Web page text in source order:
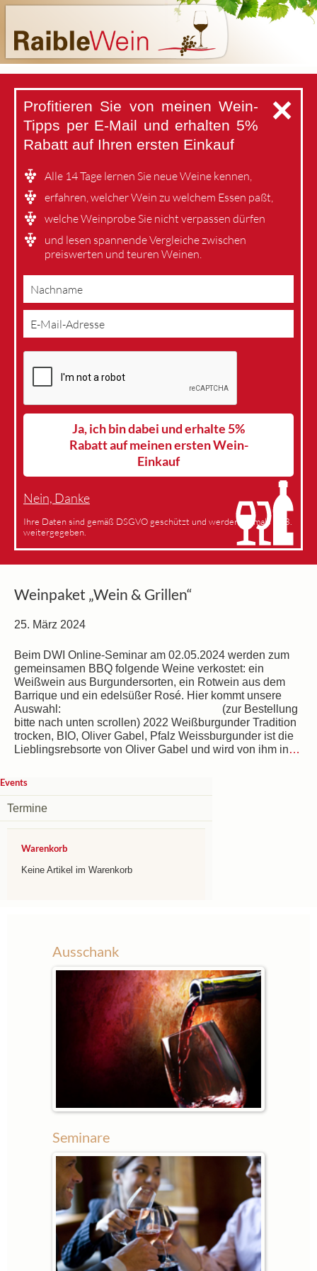
✕
Profitieren Sie von meinen Wein-
Tipps per E-Mail und erhalten 5%
Rabatt auf Ihren ersten Einkauf
Alle 14 Tage lernen Sie neue Weine kennen,
erfahren, welcher Wein zu welchem Essen paßt,
welche Weinprobe Sie nicht verpassen dürfen
und lesen spannende Vergleiche zwischen
preiswerten und teuren Weinen.
Ja, ich bin dabei und erhalte 5%
Rabatt auf meinen ersten Wein-
Einkauf
Nein, Danke
Ihre Daten sind gemäß DSGVO geschützt und werden niemals an 3.
weitergegeben.
Weinpaket „Wein & Grillen“
25. März 2024
Beim DWI Online-Seminar am 02.05.2024 werden zum
gemeinsamen BBQ folgende Weine verkostet: ein
Weißwein aus Burgundersorten, ein Rotwein aus dem
Barrique und ein edelsüßer Rosé. Hier kommt unsere
Auswahl: (zur Bestellung
bitte nach unten scrollen) 2022 Weißburgunder Tradition
trocken, BIO, Oliver Gabel, Pfalz Weissburgunder ist die
Lieblingsrebsorte von Oliver Gabel und wird von ihm in…
Events
Termine
Warenkorb
Keine Artikel im Warenkorb
Ausschank
Seminare